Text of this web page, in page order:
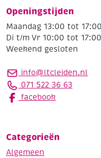
Openingstijden
Maandag 13:00 tot
Di t/m Vr 10:00 tot
Weekend gesloten
info@ltcleiden.nl
071 522 36 63
facebook
Categorieën
Algemeen